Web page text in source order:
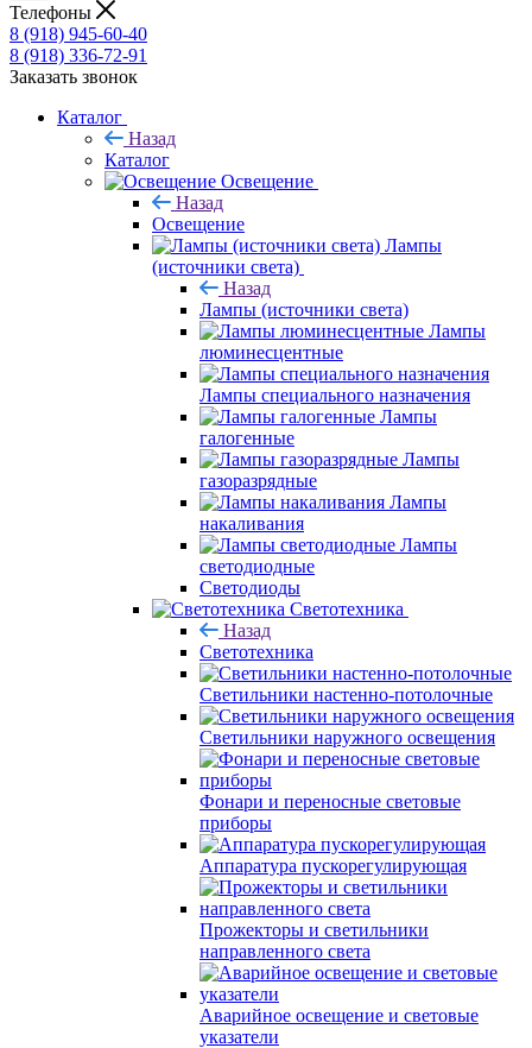
Телефоны
8 (918) 945-60-40
8 (918) 336-72-91
Заказать звонок
Каталог
Назад
Каталог
Освещение
Назад
Освещение
Лампы
(источники света)
Назад
Лампы (источники света)
Лампы
люминесцентные
Лампы специального назначения
Лампы
галогенные
Лампы
газоразрядные
Лампы
накаливания
Лампы
светодиодные
Светодиоды
Светотехника
Назад
Светотехника
Светильники настенно-потолочные
Светильники наружного освещения
Фонари и переносные световые
приборы
Аппаратура пускорегулирующая
Прожекторы и светильники
направленного света
Аварийное освещение и световые
указатели